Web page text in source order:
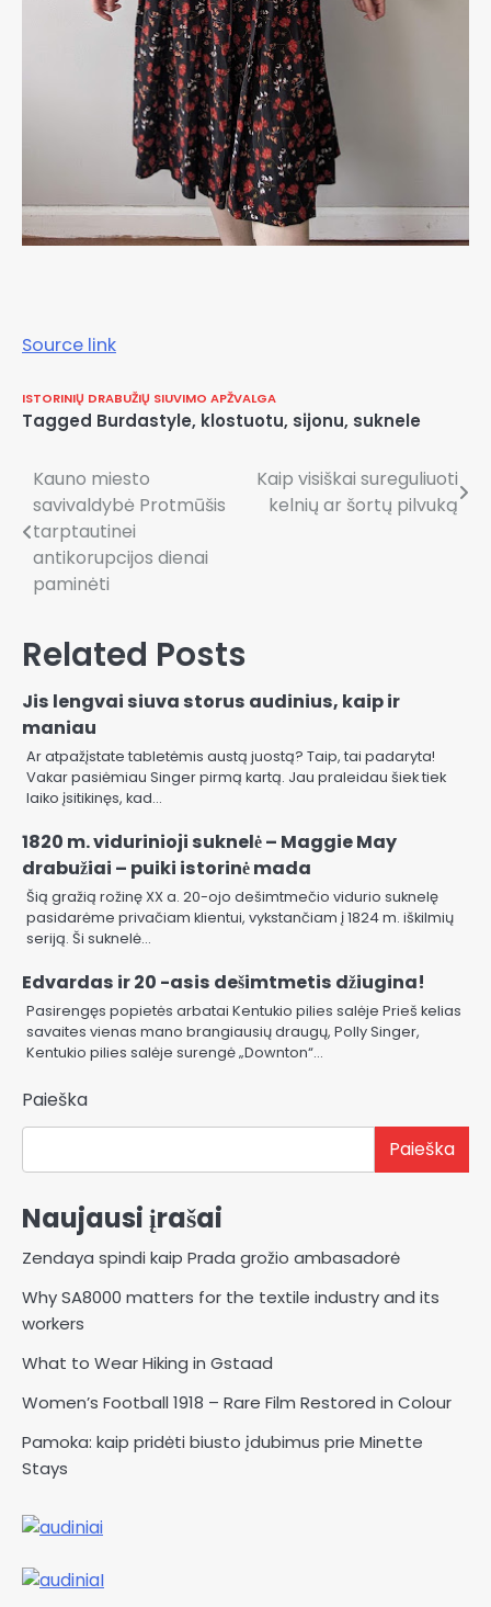
Source link
ISTORINIŲ DRABUŽIŲ SIUVIMO APŽVALGA
Tagged Burdastyle, klostuotu, sijonu, suknele
Navigacija
tarp
įrašų
Kauno miesto
savivaldybė Protmūšis
tarptautinei
antikorupcijos dienai
paminėti
Kaip visiškai sureguliuoti
kelnių ar šortų pilvuką
Related Posts
Jis lengvai siuva storus audinius, kaip ir
maniau
Ar atpažįstate tabletėmis austą juostą? Taip, tai padaryta!
Vakar pasiėmiau Singer pirmą kartą. Jau praleidau šiek tiek
laiko įsitikinęs, kad…
1820 m. vidurinioji suknelė – Maggie May
drabužiai – puiki istorinė mada
Šią gražią rožinę XX a. 20-ojo dešimtmečio vidurio suknelę
pasidarėme privačiam klientui, vykstančiam į 1824 m. iškilmių
seriją. Ši suknelė…
Edvardas ir 20 -asis dešimtmetis džiugina!
Pasirengęs popietės arbatai Kentukio pilies salėje Prieš kelias
savaites vienas mano brangiausių draugų, Polly Singer,
Kentukio pilies salėje surengė „Downton“…
Paieška
Paieška
Naujausi įrašai
Zendaya spindi kaip Prada grožio ambasadorė
Why SA8000 matters for the textile industry and its
workers
What to Wear Hiking in Gstaad
Women’s Football 1918 – Rare Film Restored in Colour
Pamoka: kaip pridėti biusto įdubimus prie Minette
Stays